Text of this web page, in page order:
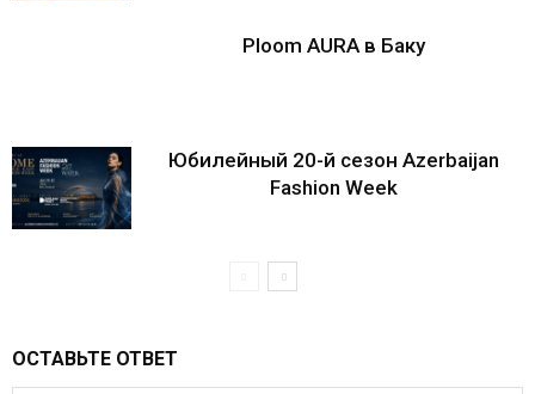
Ploom AURA в Баку
Юбилейный 20-й сезон Azerbaijan
Fashion Week
ОСТАВЬТЕ ОТВЕТ